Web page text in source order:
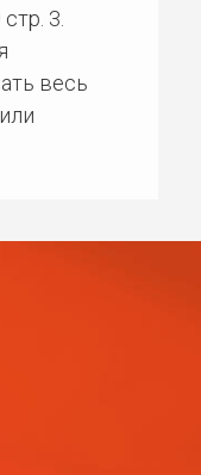
3.
весь